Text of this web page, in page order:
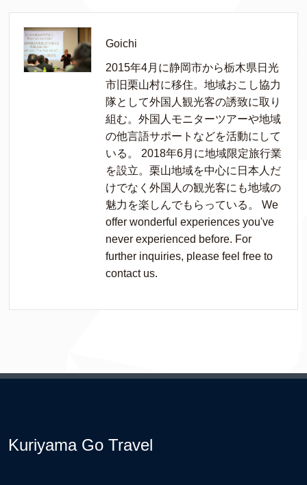
Goichi
2015年4月に静岡市から栃木県日光
市旧栗山村に移住。地域おこし協力
隊として外国人観光客の誘致に取り
組む。外国人モニターツアーや地域
の他言語サポートなどを活動にして
いる。 2018年6月に地域限定旅行業
を設立。栗山地域を中心に日本人だ
けでなく外国人の観光客にも地域の
魅力を楽しんでもらっている。 We
offer wonderful experiences you've
never experienced before. For
further inquiries, please feel free to
contact us.
Kuriyama Go Travel